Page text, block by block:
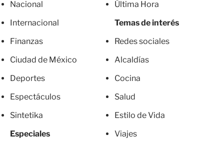
Nacional
Internacional
Finanzas
Ciudad de México
Deportes
Espectáculos
Sintetika
Especiales
Última Hora
Temas de interés
Redes sociales
Alcaldías
Cocina
Salud
Estilo de Vida
Viajes